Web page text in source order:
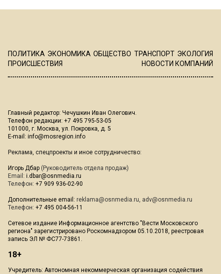
ПОЛИТИКА ЭКОНОМИКА ОБЩЕСТВО ТРАНСПОРТ ЭКОЛОГИЯ
ПРОИСШЕСТВИЯ
НОВОСТИ КОМПАНИЙ
Главный редактор: Чечушкин Иван Олегович.
Телефон редакции: +7 495 795-53-05
101000, г. Москва, ул. Покровка, д. 5
E-mail: info@mosregion.info
Реклама, спецпроекты и иное сотрудничество:
Игорь Дбар (Руководитель отдела продаж)
Email: i.dbar@osnmedia.ru
Телефон: +7 909 936-02-90
Дополнительные email: reklama@osnmedia.ru, adv@osnmedia.ru
Телефон: +7 495 004-56-11
Сетевое издание Информационное агентство "Вести Московского
региона" зарегистрировано Роскомнадзором 05.10.2018, реестровая
запись ЭЛ № ФС77-73861.
18+
Учредитель: Автономная некоммерческая организация содействия